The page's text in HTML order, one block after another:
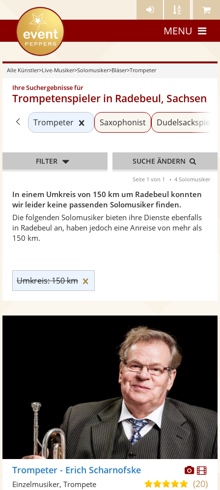
Künstler- Künstler Meine
eventpeppers
MENU
Alle Künstler>Live-Musiker>Solomusiker>Bläser>Trompeter
Ihre Suchergebnisse für
Trompetenspieler in Radebeul, Sachsen
In einem Umkreis von 150 km um Radebeul konnten
wir leider keine passenden Solomusiker finden.
Die folgenden Solomusiker bieten ihre Dienste ebenfalls
in Radebeul an, haben jedoch eine Anreise von mehr als
150 km.
Zurück zu «Bläser»
Trompeter Kategorie «Trompeter»
Saxophonist Dudelsackspieler
Umkreis: 150 km
FILTER SUCHE ÄNDERN
Seite 1 von 1 4 Solomusiker
Trompeter - Erich Scharnofske
5,0(20)
Einzelmusiker, Trompete